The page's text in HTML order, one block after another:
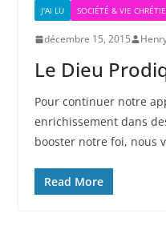
J'AI LU SOCIÉTÉ & VIE
décembre 15, 2015
Le Dieu
Pour continuer notre
enrichissement dans
booster notre foi, nous
Read More